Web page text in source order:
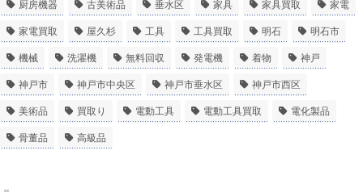
厨房機器 古美術品 垂水区 家具 家具買取 家電
家電買取 屋久杉 工具 工具買取 明石 明石市
機械 洗濯機 無料回収 発電機 着物 神戸
神戸市 神戸市中央区 神戸市垂水区 神戸市西区
美術品 買取り 電動工具 電動工具買取 電化製品
骨董品 高級品